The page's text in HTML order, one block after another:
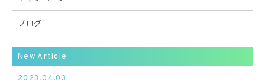
ブログ
New Article
2023.04.03